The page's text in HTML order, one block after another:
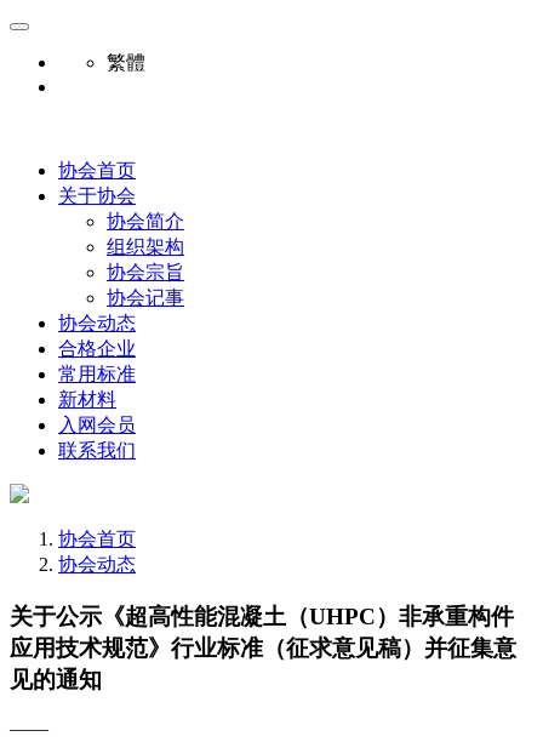
繁體
协会首页
关于协会
协会简介
组织架构
协会宗旨
协会记事
协会动态
合格企业
常用标准
新材料
入网会员
联系我们
协会首页
协会动态
关于公示《超高性能混凝土（UHPC）非承重构件
应用技术规范》行业标准（征求意见稿）并征集意
见的通知
——